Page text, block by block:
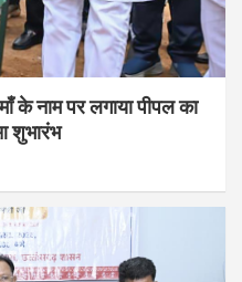
के नाम पर लगाया पीपल का
शुभारंभ